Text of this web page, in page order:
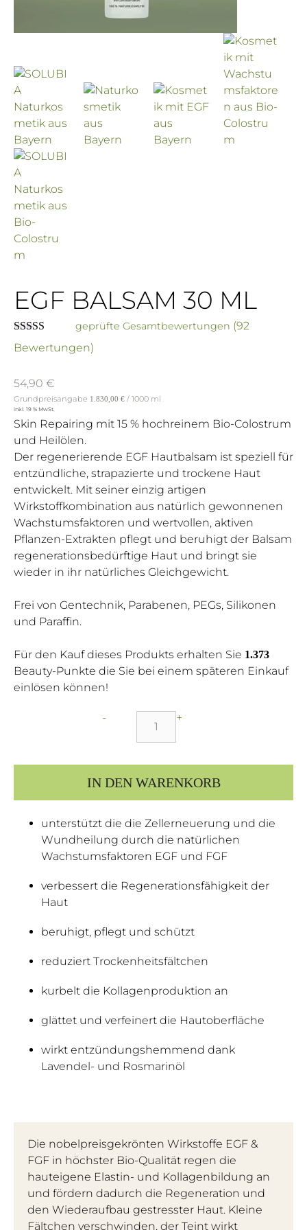
EGF BALSAM 30 ML
4.86 out of 5
geprüfte Gesamtbewertungen (92
Bewertungen)
54,90 €
Grundpreisangabe 1.830,00 € / 1000 ml
inkl. 19 % MwSt.
Skin Repairing mit 15 % hochreinem Bio-Colostrum
und Heilölen.
Der regenerierende EGF­ Hautbalsam ist speziell für
entzündliche, strapazierte und trockene Haut
entwickelt. Mit seiner einzig­ artigen
Wirkstoffkombination aus natürlich gewonnenen
Wachstumsfaktoren und wertvollen, aktiven
Pflanzen-Extrakten pflegt und beruhigt der Balsam
regenerationsbedürftige Haut und bringt sie
wieder in ihr natürliches Gleichgewicht.
Frei von Gentechnik, Parabenen, PEGs, Silikonen
und Paraffin.
Für den Kauf dieses Produkts erhalten Sie 1.373
Beauty-Punkte die Sie bei einem späteren Einkauf
einlösen können!
-
EGF
30
ml
Menge
+
IN DEN WARENKORB
unterstützt die die Zellerneuerung und die
Wundheilung durch die natürlichen
Wachstumsfaktoren EGF und FGF
verbessert die Regenerationsfähigkeit der
Haut
beruhigt, pflegt und schützt
reduziert Trockenheitsfältchen
kurbelt die Kollagenproduktion an
glättet und verfeinert die Hautoberfläche
wirkt entzündungshemmend dank
Lavendel- und Rosmarinöl
Die nobelpreisgekrönten Wirkstoffe EGF &
FGF in höchster Bio-Qualität regen die
hauteigene Elastin- und Kollagenbildung an
und fördern dadurch die Regeneration und
den Wiederaufbau gestresster Haut. Kleine
Fältchen verschwinden, der Teint wirkt